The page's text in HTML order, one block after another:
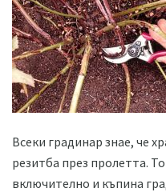
Всеки градинар знае, че
резитба през пролетта.
включително и къпина